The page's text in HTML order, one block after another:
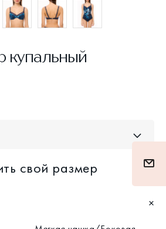
купальный
свой размер